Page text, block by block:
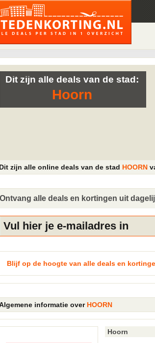
Dit zijn alle deals van de stad:
Hoorn
Dit zijn alle online deals van de stad HOORN
Ontvang alle deals en kortingen uit
Blijf op de hoogte van alle deals en
informatie over HOORN
Hoorn